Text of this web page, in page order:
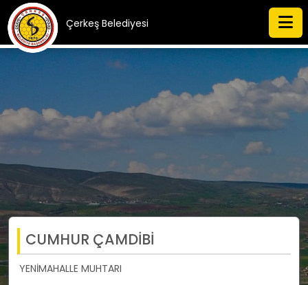
Çerkeş Belediyesi
CUMHUR ÇAMDİBİ
YENİMAHALLE MUHTARI